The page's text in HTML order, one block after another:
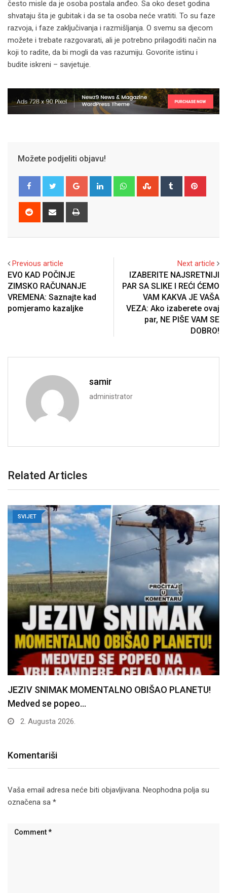
često misle da je osoba postala anđeo. Sa oko deset godina
shvataju šta je gubitak i da se ta osoba neće vratiti. To su faze
razvoja, i faze zaključivanja i razmišljanja. O svemu sa djecom
možete i trebate razgovarati, ali je potrebno prilagoditi način na
koji to radite, da bi mogli da vas razumiju. Govorite istinu i
budite iskreni – savjetuje.
Možete podjeliti objavu!
Google+ LinkedIn WhatsappStumbleUpon
Tumblr
Reddit
Share
Previous article
EVO KAD POČINJE
ZIMSKO RAČUNANJE
VREMENA: Saznajte kad
pomjeramo kazaljke
Next article
IZABERITE NAJSRETNIJI
PAR SA SLIKE I REĆI ĆEMO
VAM KAKVA JE VAŠA
VEZA: Ako izaberete ovaj
par, NE PIŠE VAM SE
DOBRO!
samir
administrator
Related Articles
SVIJET
JEZIV SNIMAK MOMENTALNO OBIŠAO PLANETU!
Medved se popeo…
2. Augusta 2026.
Komentariši
Vaša email adresa neće biti objavljivana. Neophodna polja su
označena sa *